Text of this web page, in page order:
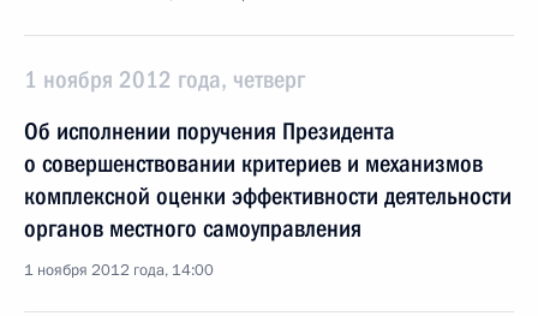
1 ноября 2012 года, четверг
Об исполнении поручения Президента
о совершенствовании критериев и механизмов
комплексной оценки эффективности деятельности
органов местного самоуправления
1 ноября 2012 года, 14:00